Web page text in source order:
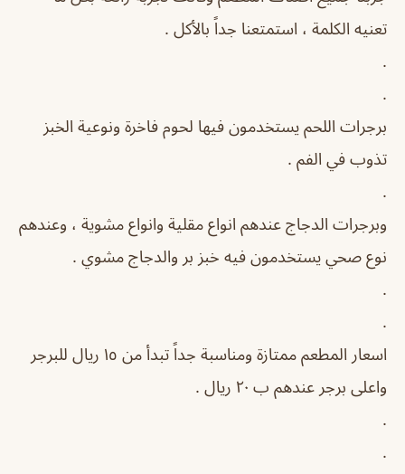
تعنيه الكلمة ، استمتعنا جداً بالأكل .
.
.
برجرات اللحم يستخدمون فيها لحوم فاخرة ونوعية الخبز
تذوب في الفم .
.
وبرجرات الدجاج عندهم انواع مقلية وانواع مشوية ، وعندهم
نوع صحي يستخدمون فيه خبز بر والدجاج مشوي .
.
.
اسعار المطعم ممتازة ومناسبة جداً تبدأ من ١٥ ريال للبرجر
واعلى برجر عندهم ب ٢٠ ريال .
.
.